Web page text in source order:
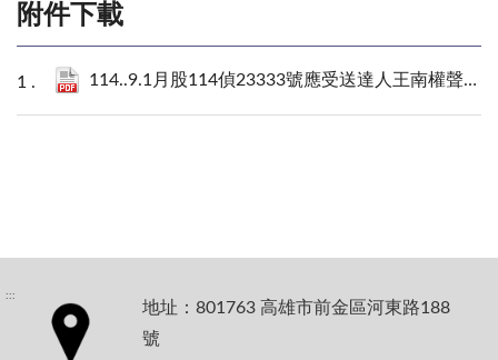
附件下載
114..9.1月股114偵23333號應受送達人王南權聲請簡易判決處刑書.pdf
:::
地址：801763 高雄市前金區河東路188
號